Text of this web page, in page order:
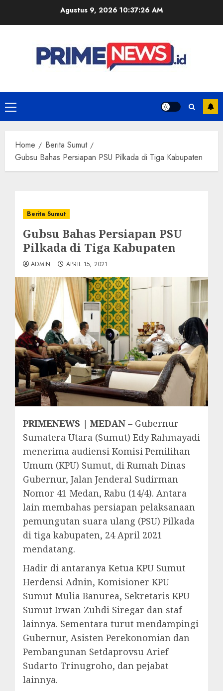
Agustus 9, 2026 10:37:26 AM
Primary
Menu
Home
Berita Sumut
Gubsu Bahas Persiapan PSU Pilkada di Tiga Kabupaten
Berita Sumut
Gubsu Bahas Persiapan PSU
Pilkada di Tiga Kabupaten
ADMIN APRIL 15, 2021
PRIMENEWS | MEDAN – Gubernur
Sumatera Utara (Sumut) Edy Rahmayadi
menerima audiensi Komisi Pemilihan
Umum (KPU) Sumut, di Rumah Dinas
Gubernur, Jalan Jenderal Sudirman
Nomor 41 Medan, Rabu (14/4). Antara
lain membahas persiapan pelaksanaan
pemungutan suara ulang (PSU) Pilkada
di tiga kabupaten, 24 April 2021
mendatang.
Hadir di antaranya Ketua KPU Sumut
Herdensi Adnin, Komisioner KPU
Sumut Mulia Banurea, Sekretaris KPU
Sumut Irwan Zuhdi Siregar dan staf
lainnya. Sementara turut mendampingi
Gubernur, Asisten Perekonomian dan
Pembangunan Setdaprovsu Arief
Sudarto Trinugroho, dan pejabat
lainnya.